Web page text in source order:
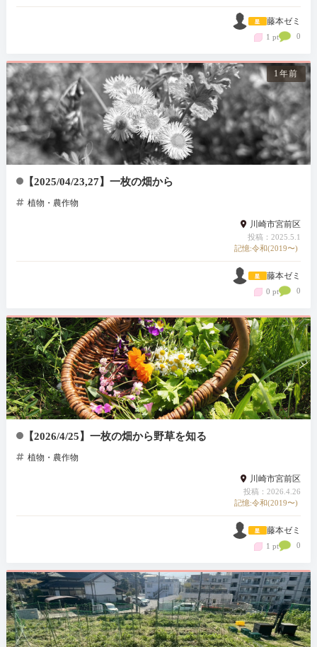
藤本ゼミ
1 pt 0
1年前
【2025/04/23,27】一枚の畑から
植物・農作物
川崎市宮前区
投稿：2025.5.1
記憶:令和(2019〜)
藤本ゼミ
0 pt 0
【2026/4/25】一枚の畑から野草を知る
植物・農作物
川崎市宮前区
投稿：2026.4.26
記憶:令和(2019〜)
藤本ゼミ
1 pt 0